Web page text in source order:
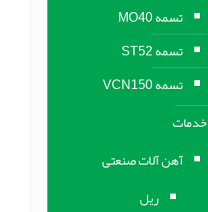
تسمه MO40
تسمه ST52
تسمه VCN150
خدمات
آهن آلات صنعتی
ریل